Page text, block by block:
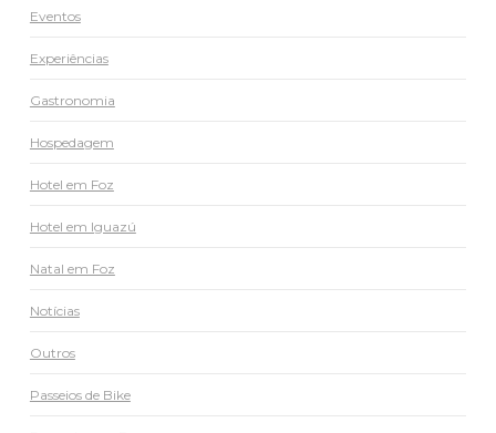
Eventos
Experiências
Gastronomia
Hospedagem
Hotel em Foz
Hotel em Iguazú
Natal em Foz
Notícias
Outros
Passeios de Bike